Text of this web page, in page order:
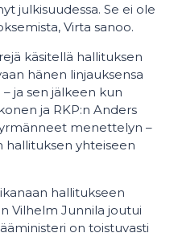
julkisuudessa. Se ei ole
Virta sanoo.
käsitellä hallituksen
hänen linjauksensa
ja sen jälkeen kun
ja RKP:n Anders
menettelyn –
hallituksen yhteiseen
hallitukseen
Vilhelm Junnila joutui
on toistuvasti